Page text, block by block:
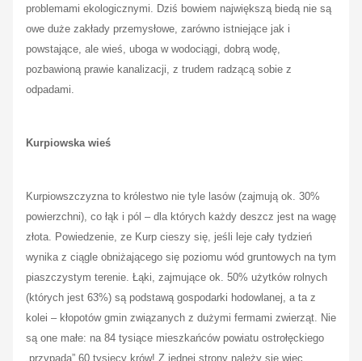
problemami ekologicznymi. Dziś bowiem największą biedą nie są
owe duże zakłady przemysłowe, zarówno istniejące jak i
powstające, ale wieś, uboga w wodociągi, dobrą wodę,
pozbawioną prawie kanalizacji, z trudem radzącą sobie z
odpadami.
Kurpiowska wieś
Kurpiowszczyzna to królestwo nie tyle lasów (zajmują ok. 30%
powierzchni), co łąk i pól – dla których każdy deszcz jest na wagę
złota. Powiedzenie, ze Kurp cieszy się, jeśli leje cały tydzień
wynika z ciągle obniżającego się poziomu wód gruntowych na tym
piaszczystym terenie. Łąki, zajmujące ok. 50% użytków rolnych
(których jest 63%) są podstawą gospodarki hodowlanej, a ta z
kolei – kłopotów gmin związanych z dużymi fermami zwierząt. Nie
są one małe: na 84 tysiące mieszkańców powiatu ostrołęckiego
„przypada” 60 tysięcy krów! Z jednej strony należy się więc